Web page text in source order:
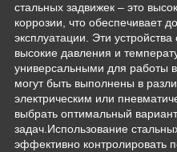
стальных задвижек – это
коррозии, что обеспечивает
эксплуатации. Эти
высокие давления и
универсальными для работы
могут быть выполнены в
электрическим или
выбрать оптимальный
задач.Использование
эффективно контролировать